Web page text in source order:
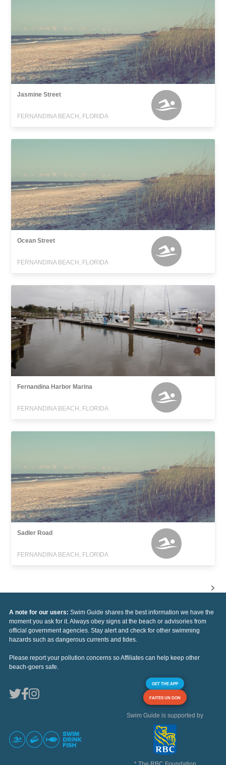
Jasmine Street
FERNANDINA BEACH, FLORIDA
Ocean Street
FERNANDINA BEACH, FLORIDA
Fernandina Harbor Marina
FERNANDINA BEACH, FLORIDA
Sadler Road
FERNANDINA BEACH, FLORIDA
A note for our users: Swim Guide shares the best information we have the
moment you ask for it. Always obey signs at the beach or advisories from
official government agencies. Stay alert and check for other swimming
hazards such as dangerous currents and tides.
Please report your pollution concerns so Affiliates can help keep other
beach-goers safe.
GET THE APP
FAITES UN DON
Swim Guide is supported by